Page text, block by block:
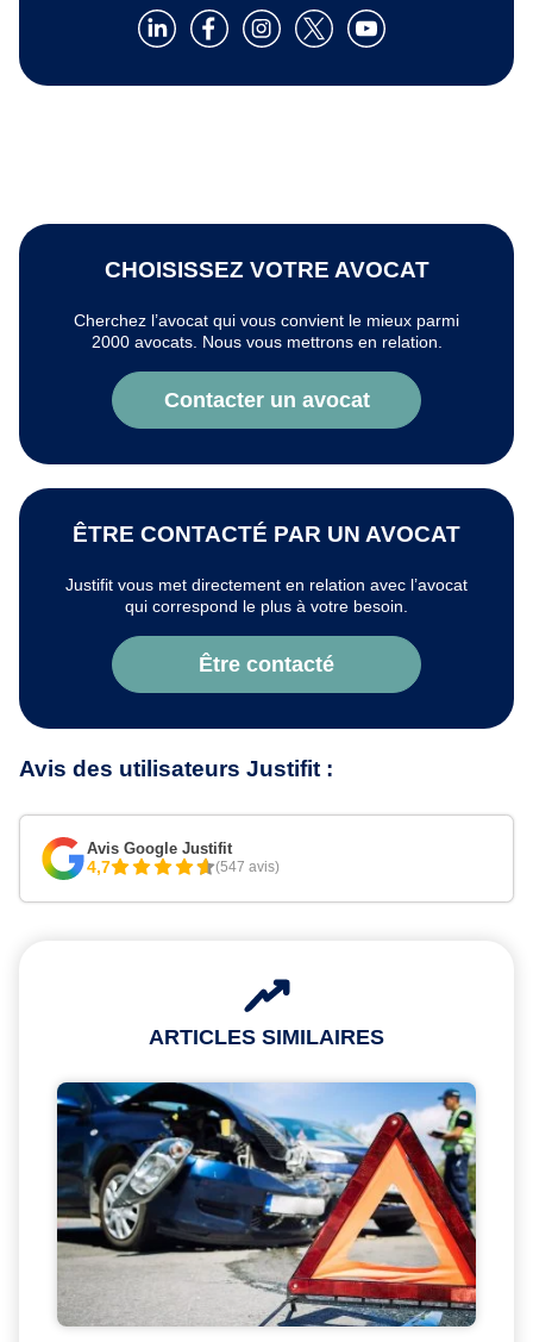
CHOISISSEZ VOTRE AVOCAT
Cherchez l’avocat qui vous convient le mieux parmi
2000 avocats. Nous vous mettrons en relation.
Contacter un avocat
ÊTRE CONTACTÉ PAR UN AVOCAT
Justifit vous met directement en relation avec l’avocat
qui correspond le plus à votre besoin.
Être contacté
Avis des utilisateurs Justifit :
Avis Google Justifit
4,7 (547 avis)
ARTICLES SIMILAIRES